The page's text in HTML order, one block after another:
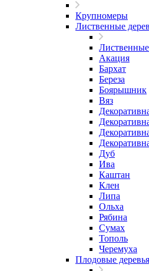
Крупномеры
Лиственные
Лиственные
Акация
Бархат
Береза
Боярышник
Вяз
Дуб
Ива
Каштан
Клен
Липа
Ольха
Рябина
Сумах
Тополь
Черемуха
Плодовые деревья